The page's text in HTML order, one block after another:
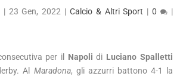
| 23 Gen, 2022 | Calcio & Altri Sport | 0 |
per il Napoli di Luciano Spalletti
Al Maradona, gli azzurri battono 4-1 la